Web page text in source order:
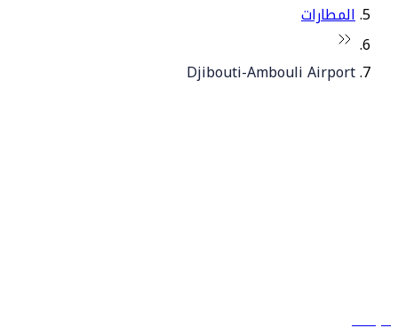
المطارات
Djibouti-Ambouli Airport
سياساتنا